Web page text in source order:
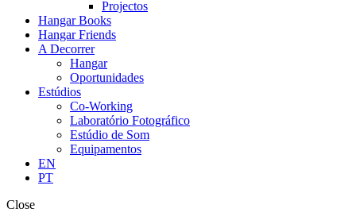
Projectos
Hangar Books
Hangar Friends
A Decorrer
Hangar
Oportunidades
Estúdios
Co-Working
Laboratório Fotográfico
Estúdio de Som
Equipamentos
EN
PT
Close